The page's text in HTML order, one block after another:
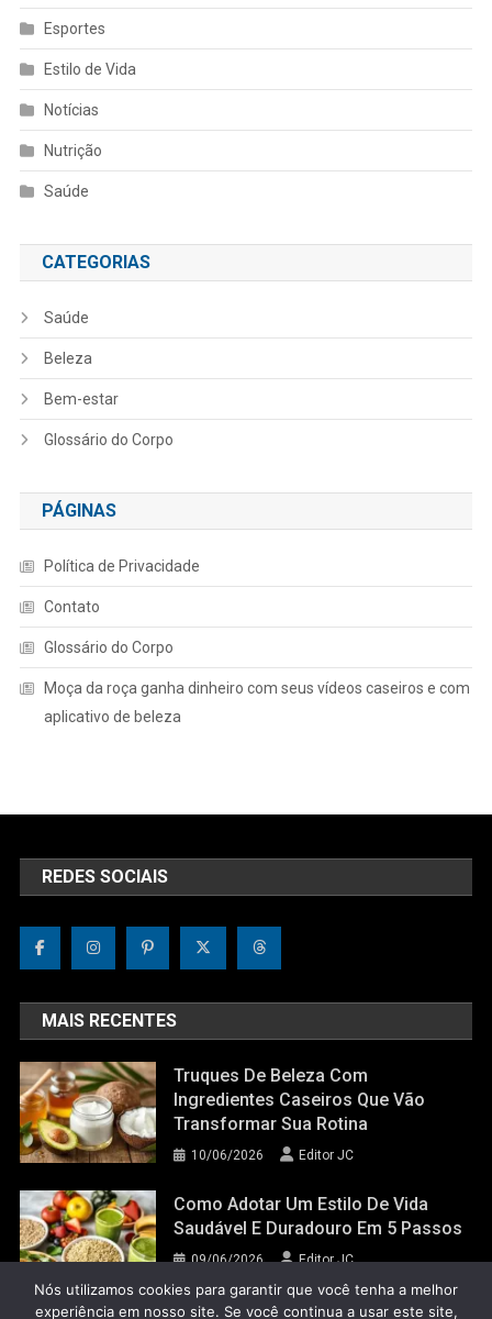
Esportes
Estilo de Vida
Notícias
Nutrição
Saúde
CATEGORIAS
Saúde
Beleza
Bem-estar
Glossário do Corpo
PÁGINAS
Política de Privacidade
Contato
Glossário do Corpo
Moça da roça ganha dinheiro com seus vídeos caseiros e com
aplicativo de beleza
REDES SOCIAIS
MAIS RECENTES
Truques De Beleza Com
Ingredientes Caseiros Que Vão
Transformar Sua Rotina
10/06/2026 Editor JC
Como Adotar Um Estilo De Vida
Saudável E Duradouro Em 5 Passos
09/06/2026 Editor JC
Nós utilizamos cookies para garantir que você tenha a melhor
experiência em nosso site. Se você continua a usar este site,